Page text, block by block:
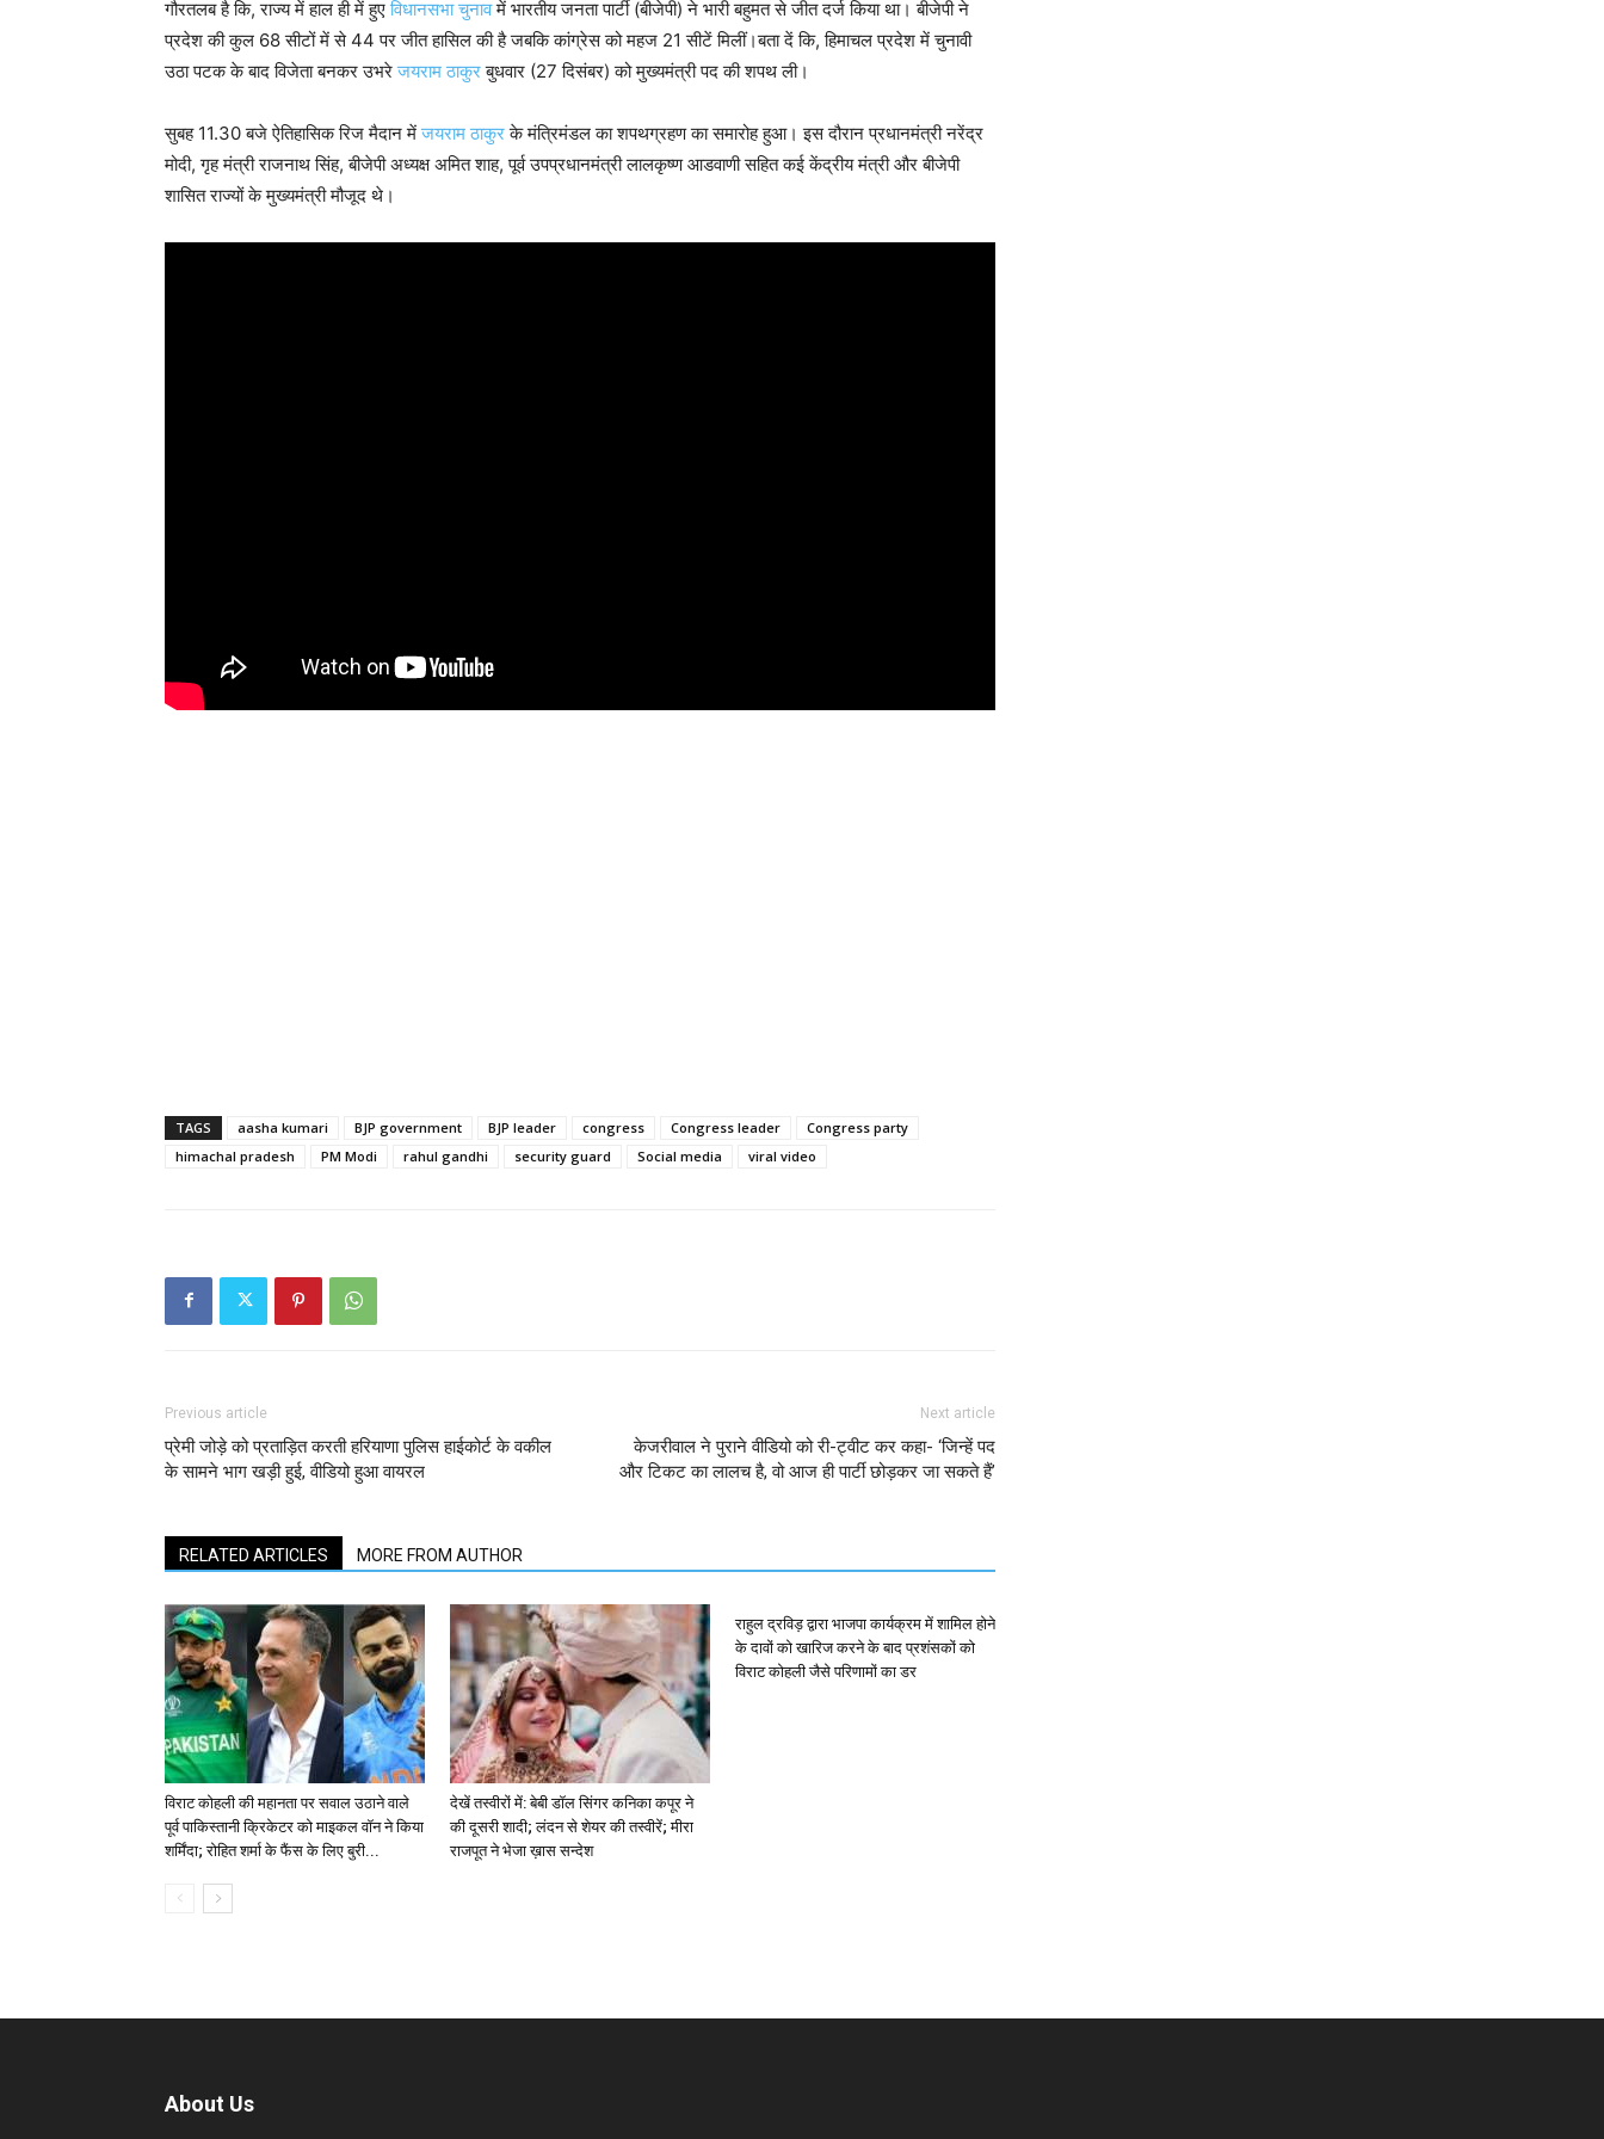
गौरतलब है कि, राज्य में हाल ही में हुएविधानसभा चुनावमें भारतीय जनता पार्टी (बीजेपी) ने भारी बहुमत से जीत दर्ज किया था। बीजेपी ने
प्रदेश की कुल 68 सीटों में से 44 पर जीत हासिल की है जबकि कांग्रेस को महज 21 सीटें मिलीं।बता दें कि, हिमाचल प्रदेश में चुनावी
उठा पटक के बाद विजेता बनकर उभरेजयराम ठाकुरबुधवार (27 दिसंबर) को मुख्यमंत्री पद की शपथ ली।
सुबह 11.30 बजे ऐतिहासिक रिज मैदान मेंजयराम ठाकुरके मंत्रिमंडल का शपथग्रहण का समारोह हुआ। इस दौरान प्रधानमंत्री नरेंद्र
मोदी, गृह मंत्री राजनाथ सिंह, बीजेपी अध्यक्ष अमित शाह, पूर्व उपप्रधानमंत्री लालकृष्ण आडवाणी सहित कई केंद्रीय मंत्री और बीजेपी
शासित राज्यों के मुख्यमंत्री मौजूद थे।
TAGS aasha kumari BJP government BJP leader congress Congress leader
Congress party
himachal pradesh
PM Modi rahul gandhi security guard Social media viral video
Previous article
प्रेमी जोड़े को प्रताड़ित करती हरियाणा पुलिस हाईकोर्ट के वकील
के सामने भाग खड़ी हुई, वीडियो हुआ वायरल
Next article
केजरीवाल ने पुराने वीडियो को री-ट्वीट कर कहा- ‘जिन्हें पद
और टिकट का लालच है, वो आज ही पार्टी छोड़कर जा सकते हैं’
RELATED ARTICLES MORE FROM AUTHOR
विराट कोहली की महानता पर सवाल उठाने वाले
पूर्व पाकिस्तानी क्रिकेटर को माइकल वॉन ने किया
शर्मिंदा; रोहित शर्मा के फैंस के लिए बुरी...
देखें तस्वीरों में: बेबी डॉल सिंगर कनिका कपूर ने
की दूसरी शादी; लंदन से शेयर की तस्वीरें; मीरा
राजपूत ने भेजा ख़ास सन्देश
राहुल द्रविड़ द्वारा भाजपा कार्यक्रम में शामिल होने
के दावों को खारिज करने के बाद प्रशंसकों को
विराट कोहली जैसे परिणामों का डर
About Us